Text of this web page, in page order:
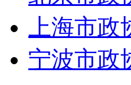
上海市政
宁波市政